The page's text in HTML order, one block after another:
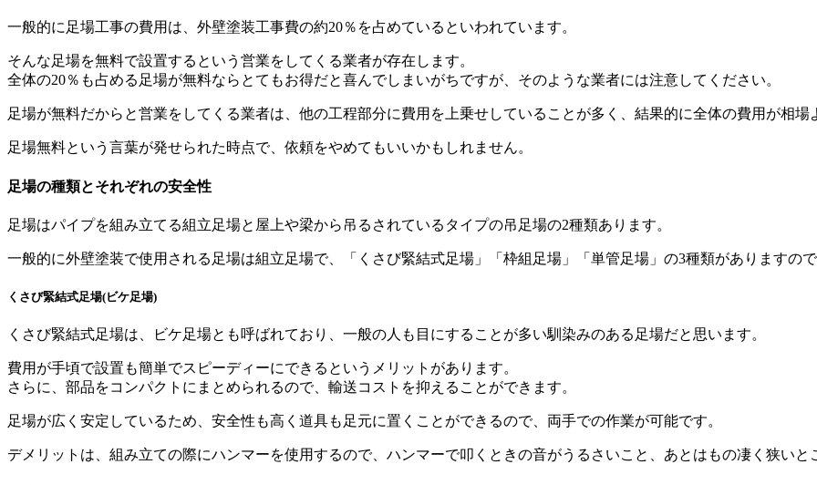
一般的に足場工事の費用は、外壁塗装工事費の約20％を占めているといわれています。
そんな足場を無料で設置するという営業をしてくる業者が存在します。
全体の20％も占める足場が無料ならとてもお得だと喜んでしまいがちですが、そのような業者には注意してください。
足場が無料だからと営業をしてくる業者は、他の工程部分に費用を上乗せしていることが多く、結果的に全体の費用が相場
足場無料という言葉が発せられた時点で、依頼をやめてもいいかもしれません。
足場の種類とそれぞれの安全性
足場はパイプを組み立てる組立足場と屋上や梁から吊るされているタイプの吊足場の2種類あります。
一般的に外壁塗装で使用される足場は組立足場で、「くさび緊結式足場」「枠組足場」「単管足場」の3種類がありますの
くさび緊結式足場(ビケ足場)
くさび緊結式足場は、ビケ足場とも呼ばれており、一般の人も目にすることが多い馴染みのある足場だと思います。
費用が手頃で設置も簡単でスピーディーにできるというメリットがあります。
さらに、部品をコンパクトにまとめられるので、輸送コストを抑えることができます。
足場が広く安定しているため、安全性も高く道具も足元に置くことができるので、両手での作業が可能です。
デメリットは、組み立ての際にハンマーを使用するので、ハンマーで叩くときの音がうるさいこと、あとはもの凄く狭いと